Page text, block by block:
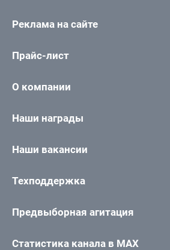
Реклама на сайте
Прайс-лист
О компании
Наши награды
Наши вакансии
Техподдержка
Предвыборная агитация
Статистика канала в MAX